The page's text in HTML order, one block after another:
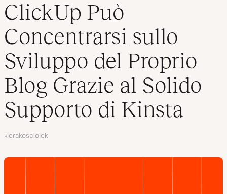
Contatti
ClickUp Può
Concentrarsi sullo
Sviluppo del Proprio
Blog Grazie al Solido
Supporto di Kinsta
Autore
kierakosciolek